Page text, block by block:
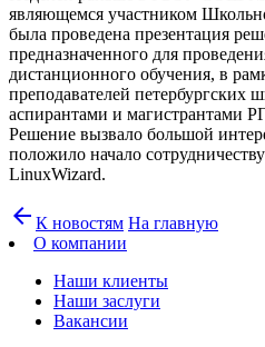
являющемся участником
была проведена презентация
предназначенного для
дистанционного обучения, в
преподавателей петербургских
аспирантами и магистрантами
Решение вызвало большой
положило начало
LinuxWizard.
arrow_back К новостям На главную
О компании
Наши клиенты
Наши заслуги
Вакансии